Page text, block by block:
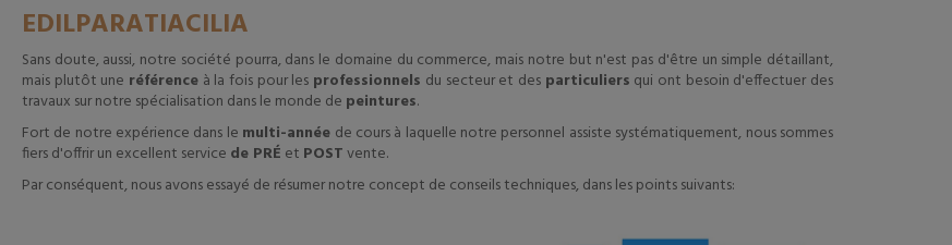
EDILPARATIACILIA
Sans doute, aussi, notre société pourra, dans le domaine du commerce, mais notre but n'est pas d'être un simple détaillant,
mais plutôt une référence à la fois pour les professionnels du secteur et des particuliers qui ont besoin d'effectuer des
travaux sur notre spécialisation dans le monde de peintures.
Fort de notre expérience dans le multi-année de cours à laquelle notre personnel assiste systématiquement, nous sommes
fiers d'offrir un excellent service de PRÉ et POSTvente.
Par conséquent, nous avons essayé de résumer notre concept de conseils techniques, dans les points suivants: